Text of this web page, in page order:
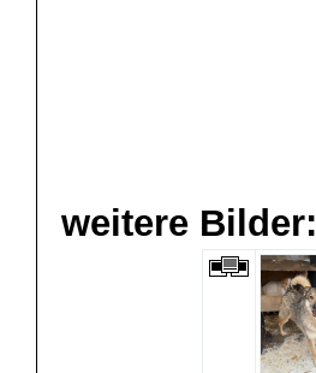
weitere Bilder: